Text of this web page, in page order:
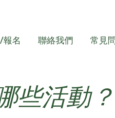
名 聯絡我們 常見
些活動？